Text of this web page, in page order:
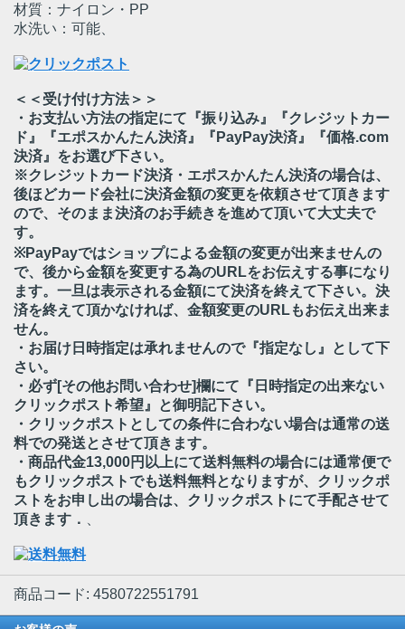
材質：ナイロン・PP
水洗い：可能、
＜＜受け付け方法＞＞
・お支払い方法の指定にて『振り込み』『クレジットカー
ド』『エポスかんたん決済』『PayPay決済』『価格.com
決済』をお選び下さい。
※クレジットカード決済・エポスかんたん決済の場合は、
後ほどカード会社に決済金額の変更を依頼させて頂きます
ので、そのまま決済のお手続きを進めて頂いて大丈夫で
す。
※PayPayではショップによる金額の変更が出来ませんの
で、後から金額を変更する為のURLをお伝えする事になり
ます。一旦は表示される金額にて決済を終えて下さい。決
済を終えて頂かなければ、金額変更のURLもお伝え出来ま
せん。
・お届け日時指定は承れませんので『指定なし』として下
さい。
・必ず[その他お問い合わせ]欄にて『日時指定の出来ない
クリックポスト希望』と御明記下さい。
・クリックポストとしての条件に合わない場合は通常の送
料での発送とさせて頂きます。
・商品代金13,000円以上にて送料無料の場合には通常便で
もクリックポストでも送料無料となりますが、クリックポ
ストをお申し出の場合は、クリックポストにて手配させて
頂きます．
商品コード: 4580722551791